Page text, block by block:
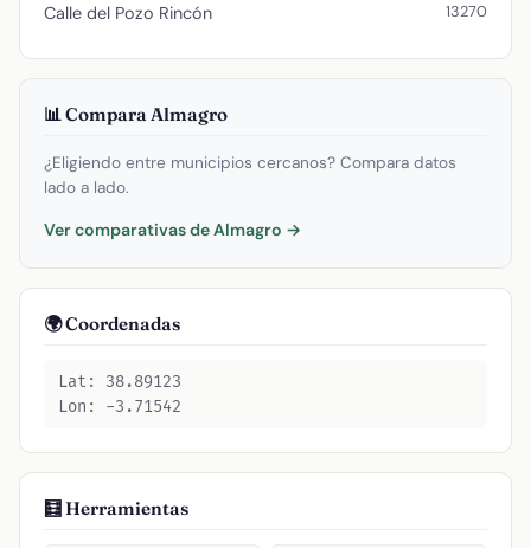
Calle del Pozo Rincón 13270
📊 Compara Almagro
¿Eligiendo entre municipios cercanos? Compara datos
lado a lado.
Ver comparativas de Almagro →
🌍 Coordenadas
Lat: 38.89123
Lon: -3.71542
🧮 Herramientas